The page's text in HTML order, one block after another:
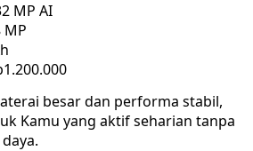
MP AI
MP
besar dan performa stabil,
Kamu yang aktif seharian tanpa